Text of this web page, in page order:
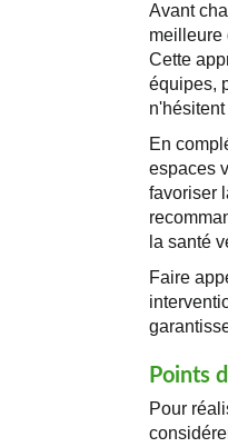
Avant
meilleure
Cette
équipes,
En
espaces
favoriser
la santé
Faire
Points
Pour